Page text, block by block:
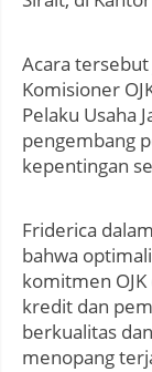
Acara
Komisioner
Pelaku Usaha
pengembang
kepentingan
Friderica
bahwa
komitmen
kredit dan
berkualitas
menopang